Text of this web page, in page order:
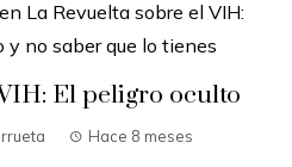
El peligro oculto
Hace 8 meses